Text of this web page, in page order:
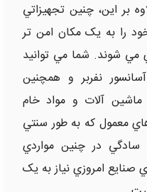
بر اين، چنين تجهيزاتي
را به يک مکان امن تر
مي شوند. شما مي توانيد
نفربر و همچنين
ماشين آلات و مواد خام
معمول که به طور سنتي
سادگي در چنين مواردي
امروزي نياز به يک